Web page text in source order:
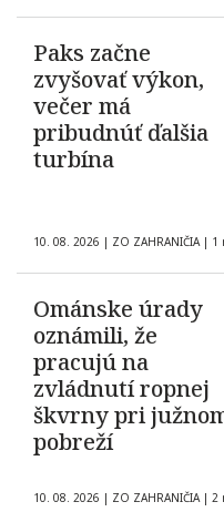
Paks začne
zvyšovať výkon,
večer má
pribudnúť ďalšia
turbína
10. 08. 2026 | ZO ZAHRANIČIA | 1
Ománske úrady
oznámili, že
pracujú na
zvládnutí ropnej
škvrny pri
pobreží
10. 08. 2026 | ZO ZAHRANIČIA | 2